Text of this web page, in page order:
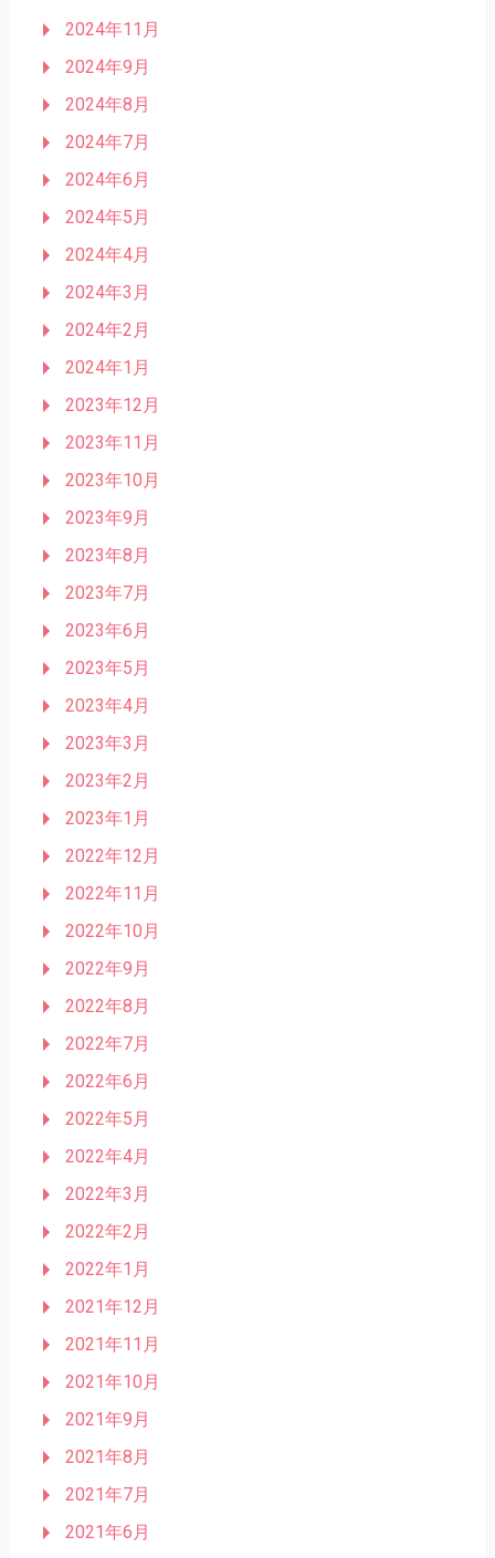
2024年11月
2024年9月
2024年8月
2024年7月
2024年6月
2024年5月
2024年4月
2024年3月
2024年2月
2024年1月
2023年12月
2023年11月
2023年10月
2023年9月
2023年8月
2023年7月
2023年6月
2023年5月
2023年4月
2023年3月
2023年2月
2023年1月
2022年12月
2022年11月
2022年10月
2022年9月
2022年8月
2022年7月
2022年6月
2022年5月
2022年4月
2022年3月
2022年2月
2022年1月
2021年12月
2021年11月
2021年10月
2021年9月
2021年8月
2021年7月
2021年6月